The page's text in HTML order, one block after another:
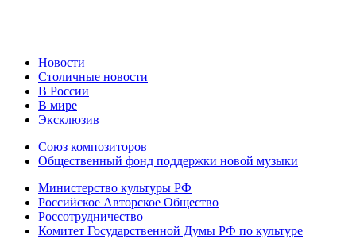
Новости
Столичные новости
В России
В мире
Эксклюзив
Союз композиторов
Общественный фонд поддержки новой музыки
Министерство культуры РФ
Российское Авторское Общество
Россотрудничество
Комитет Государственной Думы РФ по культуре